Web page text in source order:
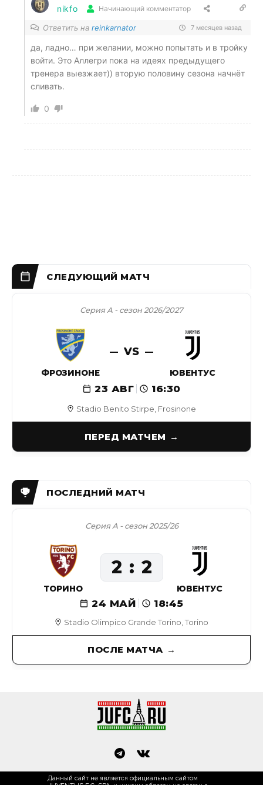
nikfo Начинающий комментатор
Ответить на reinkarnator 7 месяцев назад
да, ладно… при желании, можно попытать и в тройку
войти. Это Аллегри пока на идеях предыдущего
тренера выезжает)) вторую половину сезона начнёт
сливать.
0
Stadio Benito Stirpe, Frosinone
Серия А - сезон 2026/2027
ФРОЗИНОНЕ
VS
ЮВЕНТУС
23 АВГ 16:30
ПЕРЕД МАТЧЕМ
Stadio Olimpico Grande Torino, Torino
Серия А - сезон 2025/26
24 МАЙ 18:45
ТОРИНО
2 2
ЮВЕНТУС
ПОСЛЕ МАТЧА
Данный сайт не является официальным сайтом